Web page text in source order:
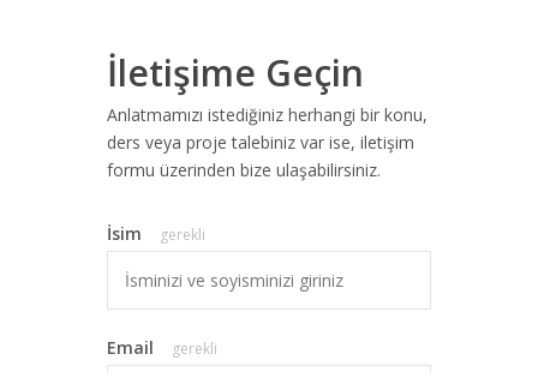
İletişime Geçin
Anlatmamızı istediğiniz herhangi bir konu,
ders veya proje talebiniz var ise, iletişim
formu üzerinden bize ulaşabilirsiniz.
İsim gerekli
Email gerekli